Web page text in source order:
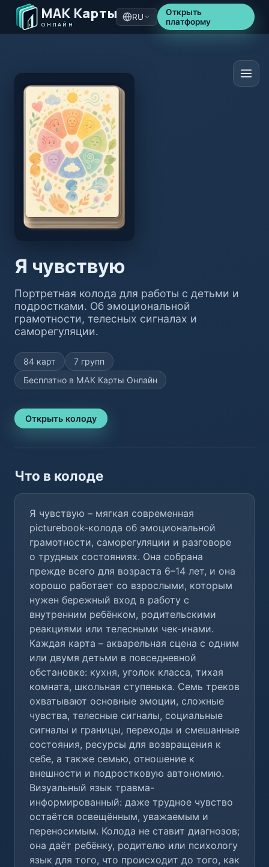
МАК Карты
ОНЛАЙН
RU
Открыть
платформу
Я чувствую
Портретная колода для работы с детьми и
подростками. Об эмоциональной
грамотности, телесных сигналах и
саморегуляции.
84 карт
7 групп
Бесплатно в МАК Карты Онлайн
Открыть колоду
Что в колоде
Я чувствую – мягкая современная
picturebook-колода об эмоциональной
грамотности, саморегуляции и разговоре
о трудных состояниях. Она собрана
прежде всего для возраста 6–14 лет, и она
хорошо работает со взрослыми, которым
нужен бережный вход в работу с
внутренним ребёнком, родительскими
реакциями или телесными чек-инами.
Каждая карта – акварельная сцена с одним
или двумя детьми в повседневной
обстановке: кухня, уголок класса, тихая
комната, школьная ступенька. Семь треков
охватывают основные эмоции, сложные
чувства, телесные сигналы, социальные
сигналы и границы, переходы и смешанные
состояния, ресурсы для возвращения к
себе, а также семью, отношение к
внешности и подростковую автономию.
Визуальный язык травма-
информированный: даже трудное чувство
остаётся освещённым, уважаемым и
переносимым. Колода не ставит диагнозов;
она даёт ребёнку, родителю или психологу
язык для того, что происходит до того, как